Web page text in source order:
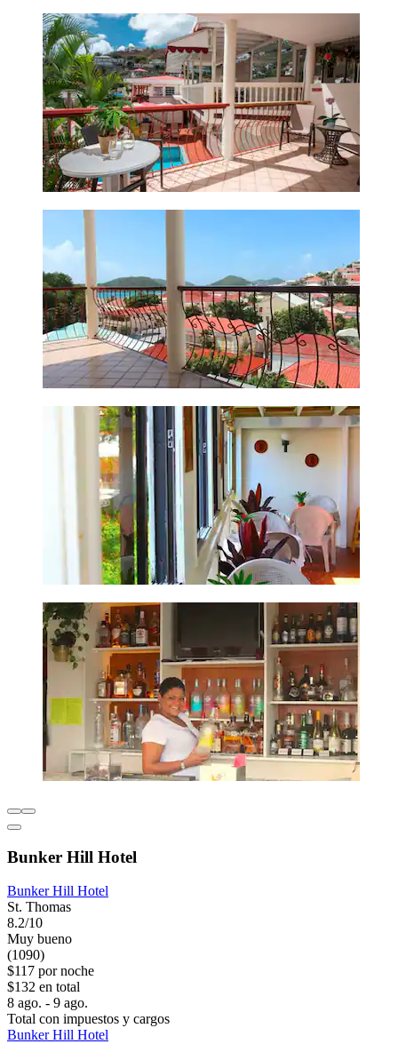
Bunker Hill Hotel
Bunker Hill Hotel
St. Thomas
8.2/10
Muy bueno
(1090)
$117 por noche
$132 en total
8 ago. - 9 ago.
Total con impuestos y cargos
Bunker Hill Hotel